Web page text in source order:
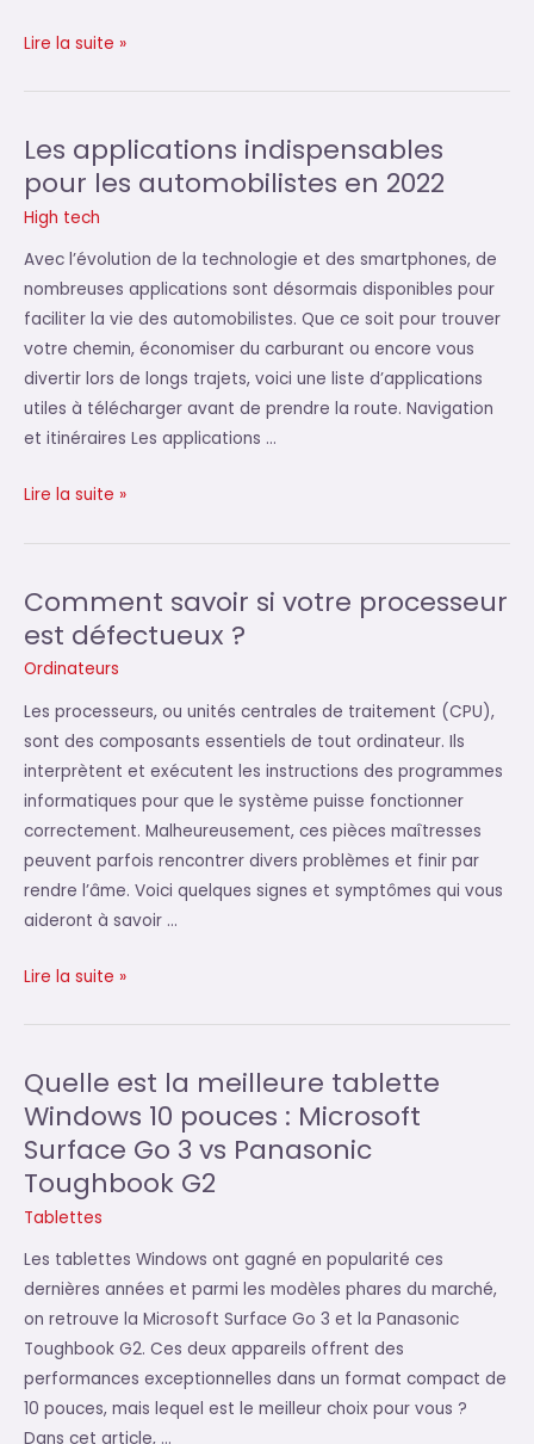
Le
d’un
site
web
ce
qu’il
faut
savoir
Lire la suite »
Les applications indispensables
pour les automobilistes en 2022
High tech
Avec l’évolution de la technologie et des smartphones, de
nombreuses applications sont désormais disponibles pour
faciliter la vie des automobilistes. Que ce soit pour trouver
votre chemin, économiser du carburant ou encore vous
divertir lors de longs trajets, voici une liste d’applications
utiles à télécharger avant de prendre la route. Navigation
et itinéraires Les applications …
Les
les
automobilistes
en
2022
Lire la suite »
Comment savoir si votre processeur
est défectueux ?
Ordinateurs
Les processeurs, ou unités centrales de traitement (CPU),
sont des composants essentiels de tout ordinateur. Ils
interprètent et exécutent les instructions des programmes
informatiques pour que le système puisse fonctionner
correctement. Malheureusement, ces pièces maîtresses
peuvent parfois rencontrer divers problèmes et finir par
rendre l’âme. Voici quelques signes et symptômes qui vous
aideront à savoir …
Comment
processeur
est
défectueux
?
Lire la suite »
Quelle est la meilleure tablette
Windows 10 pouces : Microsoft
Surface Go 3 vs Panasonic
Toughbook G2
Tablettes
Les tablettes Windows ont gagné en popularité ces
dernières années et parmi les modèles phares du marché,
on retrouve la Microsoft Surface Go 3 et la Panasonic
Toughbook G2. Ces deux appareils offrent des
performances exceptionnelles dans un format compact de
10 pouces, mais lequel est le meilleur choix pour vous ?
Dans cet article, …